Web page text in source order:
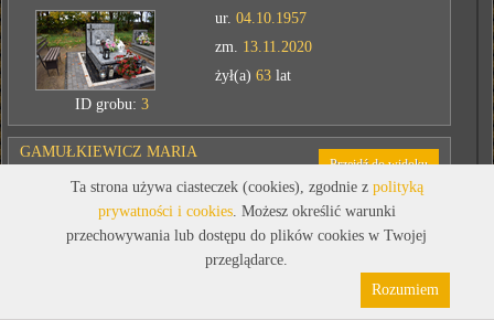
ur.04.10.1957
zm. 13.11.2020
żył(a)63 lat
ID grobu:3
GAMUŁKIEWICZ MARIA
Przejdź do widoku
ur.01.02.1905
06.07.1994
żył(a)89lat
Polityka prywatności
Ta strona używa ciasteczek (cookies), zgodnie z polityką
prywatności i cookies. Możesz określić warunki
przechowywania lub dostępu do plików cookies w Twojej
przeglądarce.
Rozumiem